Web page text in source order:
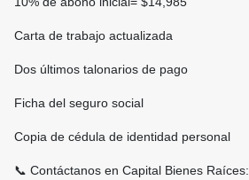
Carta de trabajo actualizada
Dos últimos talonarios de pago
Ficha del seguro social
Copia de cédula de identidad personal
📞 Contáctanos en Capital Bienes Raíces: